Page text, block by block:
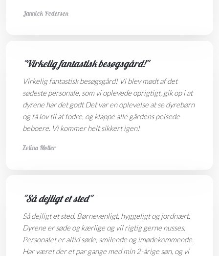
Jannick Pedersen
"Virkelig fantastisk besøgsgård!"
Virkelig fantastisk besøgsgård! Vi blev mødt af det
sødeste personale, som vi oplevede oprigtigt, gik op i at
dyrene har det godt Det var en oplevelse at se dyrebørn
og få lov til at fodre, og klappe alle gårdens pelsede
beboere. Vi kommer helt sikkert igen!
Zelina Møller
"Så dejligt et sted"
Så dejligt et sted. Børnevenligt, hyggeligt og jordnært.
Dyrene er søde og kærlige og vil rigtig gerne nusses.
Personalet er altid søde, smilende og imødekommende.
Har været der et par gange med min 2-årige søn, og vi